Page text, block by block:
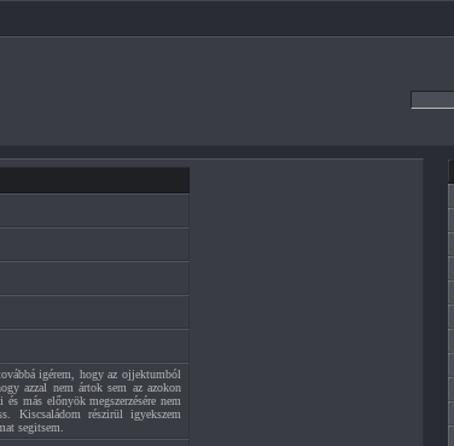
igérem, hogy az ojjektumból
azzal nem ártok sem az azokon
más előnyök megszerzésére nem
Kiscsaládom részirül igyekszem
segitsem.